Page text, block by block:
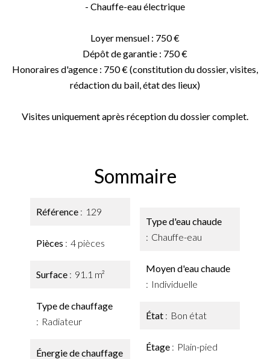
- Chauffe-eau électrique
Loyer mensuel : 750 €
Dépôt de garantie : 750 €
Honoraires d'agence : 750 € (constitution du dossier, visites,
rédaction du bail, état des lieux)
Visites uniquement après réception du dossier complet.
Sommaire
Référence 129
Pièces 4 pièces
Surface 91.1 m²
Type de chauffage
Radiateur
Énergie de chauffage
Type d'eau chaude
Chauffe-eau
Moyen d'eau chaude
Individuelle
État Bon état
Étage Plain-pied